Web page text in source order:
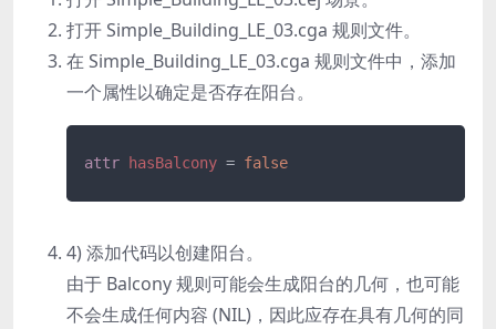
打开Simple_Building_LE_03.cga 规则文件。
在 Simple_Building_LE_03.cga 规则文件中，添加
一个属性以确定是否存在阳台。
attr hasBalcony = false
4) 添加代码以创建阳台。
由于 Balcony规则可能会生成阳台的几何，也可能
不会生成任何内容 (NIL)，因此应存在具有几何的同